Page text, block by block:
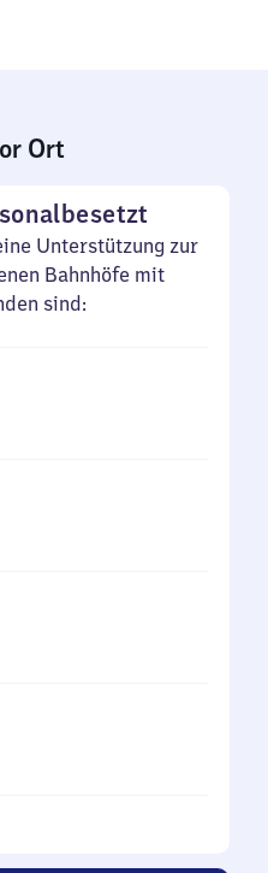
Ort
Unterstützung zur
Bahnhöfe mit
sind: